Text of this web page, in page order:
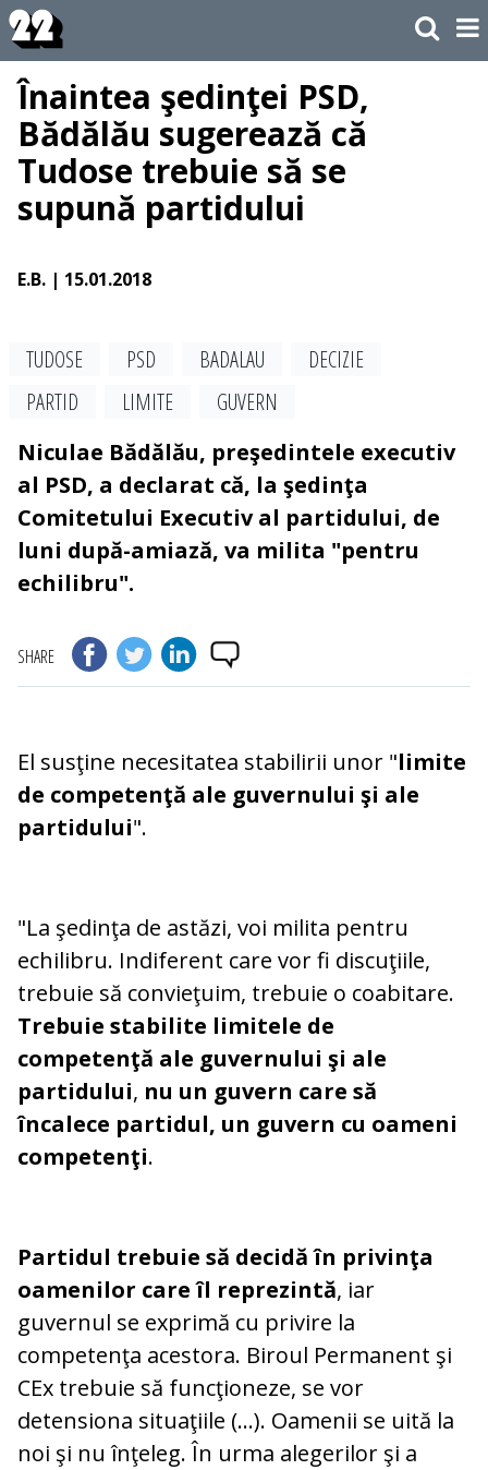
Înaintea şedinţei PSD,
Bădălău sugerează că
Tudose trebuie să se
supună partidului
E.B. | 15.01.2018
TUDOSE PSD BADALAU
DECIZIE
PARTID
LIMITE
GUVERN
Niculae Bădălău, preşedintele executiv
al PSD, a declarat că, la şedinţa
Comitetului Executiv al partidului, de
luni după-amiază, va milita "pentru
echilibru".
SHARE
El susţine necesitatea stabilirii unor "limite
de competenţă ale guvernului şi ale
partidului".
"La şedinţa de astăzi, voi milita pentru
echilibru. Indiferent care vor fi discuţiile,
trebuie să convieţuim, trebuie o coabitare.
Trebuie stabilite limitele de
competenţă ale guvernului şi ale
partidului, nu un guvern care să
încalece partidul, un guvern cu oameni
competenţi.
Partidul trebuie să decidă în privinţa
oamenilor care îl reprezintă, iar
guvernul se exprimă cu privire la
competenţa acestora. Biroul Permanent şi
CEx trebuie să funcţioneze, se vor
detensiona situaţiile (...). Oamenii se uită la
noi şi nu înţeleg. În urma alegerilor şi a